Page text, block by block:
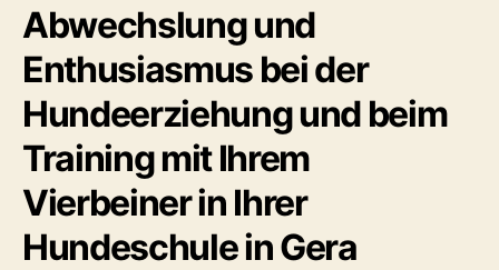
Abwechslung und
Enthusiasmus bei der
Hundeerziehung und beim
Training mit Ihrem
Vierbeiner in Ihrer
Hundeschule in Gera